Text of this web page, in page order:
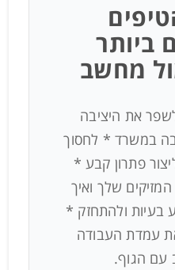
ביותר
מחשב
את היציבה
במשרד * לחסוך
פתרון קבע *
שלך ואיך
בעיות ולהתחזק *
עמדת העבודה
עם הגוף.